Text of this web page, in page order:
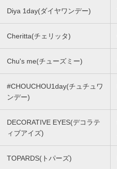
Diya 1day(ダイヤワンデー)
Cheritta(チェリッタ)
Chu's me(チューズミー)
#CHOUCHOU1day(チュチュワ
ンデー)
DECORATIVE EYES(デコラテ
ィブアイズ)
TOPARDS(トパーズ)